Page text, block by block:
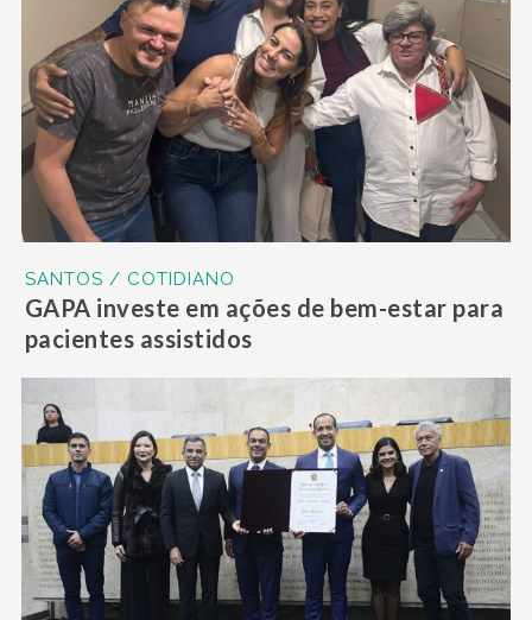
SANTOS / COTIDIANO
GAPA investe em ações de bem-estar para
pacientes assistidos